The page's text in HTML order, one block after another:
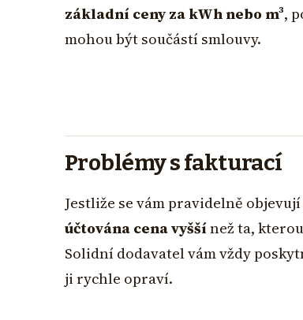
základní ceny za kWh nebo m³,
mohou být součástí smlouvy.
Problémy s fakturací
Jestliže se vám pravidelně
účtována cena vyšší než ta,
Solidní dodavatel vám vždy
ji rychle opraví.